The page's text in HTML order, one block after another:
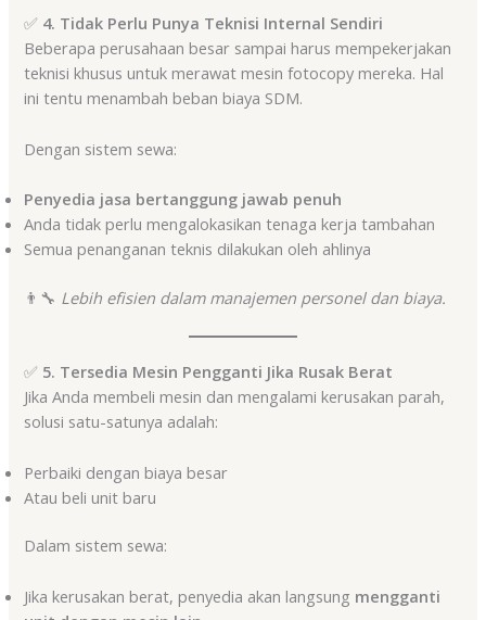
✅ 4. Tidak Perlu Punya Teknisi Internal Sendiri
Beberapa perusahaan besar sampai harus mempekerjakan
teknisi khusus untuk merawat mesin fotocopy mereka. Hal
ini tentu menambah beban biaya SDM.
Dengan sistem sewa:
Penyedia jasa bertanggung jawab penuh
Anda tidak perlu mengalokasikan tenaga kerja tambahan
Semua penanganan teknis dilakukan oleh ahlinya
👨‍🔧 Lebih efisien dalam manajemen personel dan biaya.
✅ 5. Tersedia Mesin Pengganti Jika Rusak Berat
Jika Anda membeli mesin dan mengalami kerusakan parah,
solusi satu-satunya adalah:
Perbaiki dengan biaya besar
Atau beli unit baru
Dalam sistem sewa:
Jika kerusakan berat, penyedia akan langsung mengganti